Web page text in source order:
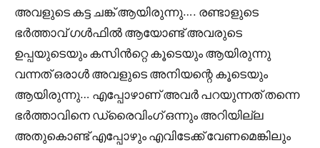
അവളുടെ കട്ട ചങ്ക് ആയിരുന്നു…. രണ്ടാളുടെ
ഭർത്താവ് ഗൾഫിൽ ആയോണ്ട് അവരുടെ
ഉപ്പയുടെയും കസിൻറ്റെ കൂടെയും ആയിരുന്നു
വന്നത് ഒരാൾ അവളുടെ അനിയന്റെ കൂടെയും
ആയിരുന്നു… എപ്പോഴാണ് അവർ പറയുന്നത് തന്നെ
ഭർത്താവിനെ ഡ്രൈവിംഗ് ഒന്നും അറിയില്ല
അതുകൊണ്ട് എപ്പോഴും എവിടേക്ക് വേണമെങ്കിലും